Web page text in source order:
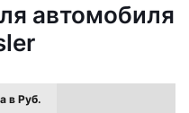
автомобиля
в Руб.